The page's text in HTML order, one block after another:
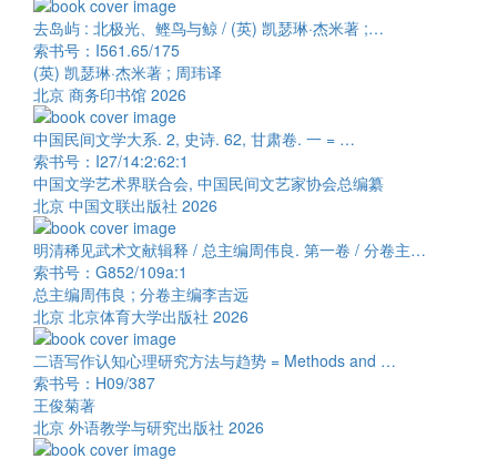
去岛屿 : 北极光、鲣鸟与鲸 / (英) 凯瑟琳·杰米著 ;…
索书号：I561.65/175
(英) 凯瑟琳·杰米著 ; 周玮译
北京 商务印书馆 2026
中国民间文学大系. 2, 史诗. 62, 甘肃卷. 一 = …
索书号：I27/14:2:62:1
中国文学艺术界联合会, 中国民间文艺家协会总编纂
北京 中国文联出版社 2026
明清稀见武术文献辑释 / 总主编周伟良. 第一卷 / 分卷主…
索书号：G852/109a:1
总主编周伟良 ; 分卷主编李吉远
北京 北京体育大学出版社 2026
二语写作认知心理研究方法与趋势 = Methods and …
索书号：H09/387
王俊菊著
北京 外语教学与研究出版社 2026